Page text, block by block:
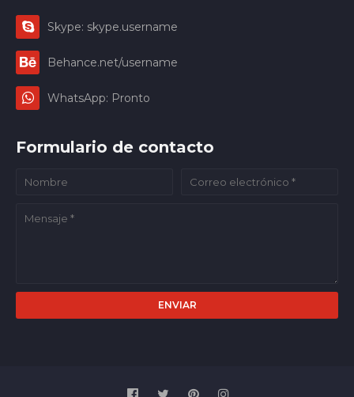
Skype: skype.username
Behance.net/username
WhatsApp: Pronto
Formulario de contacto